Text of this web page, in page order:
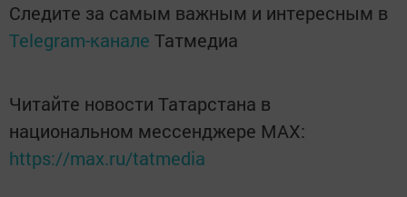
Следите за самым важным и интересным в
Telegram-канале Татмедиа
Читайте новости Татарстана в
национальном мессенджере MАХ:
https://max.ru/tatmedia